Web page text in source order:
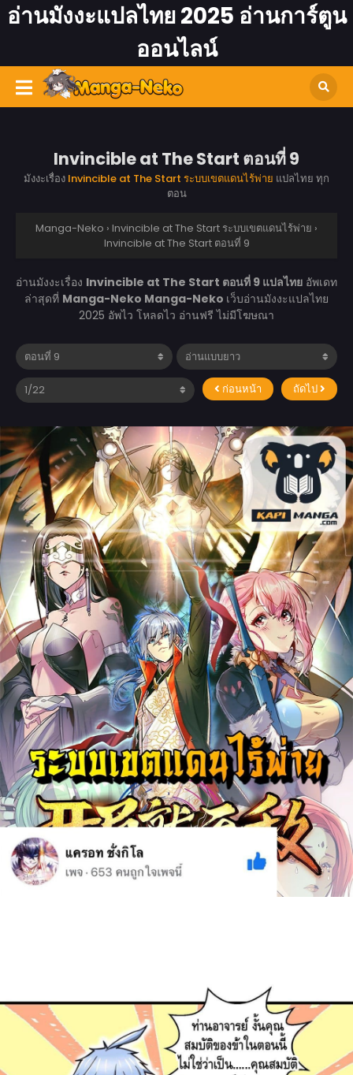
อ่านมังงะแปลไทย 2025 อ่านการ์ตูน
ออนไลน์
Invincible at The Start ตอนที่ 9
มังงะเรื่อง Invincible at The Start ระบบเขตแดนไร้พ่าย แปลไทย ทุก
ตอน
Manga-Neko › Invincible at The Start ระบบเขตแดนไร้พ่าย ›
Invincible at The Start ตอนที่ 9
อ่านมังงะเรื่อง Invincible at The Start ตอนที่ 9 แปลไทย อัพเดท
ล่าสุดที่ Manga-Neko Manga-Neko เว็บอ่านมังงะแปลไทย
2025 อัพไว โหลดไว อ่านฟรี ไม่มีโฆษณา
ก่อนหน้า ถัดไป